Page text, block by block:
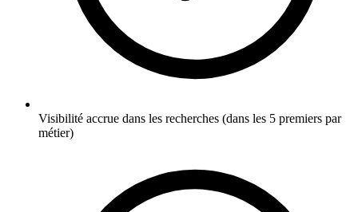
Visibilité accrue dans les recherches (dans les 5 premiers par
métier)